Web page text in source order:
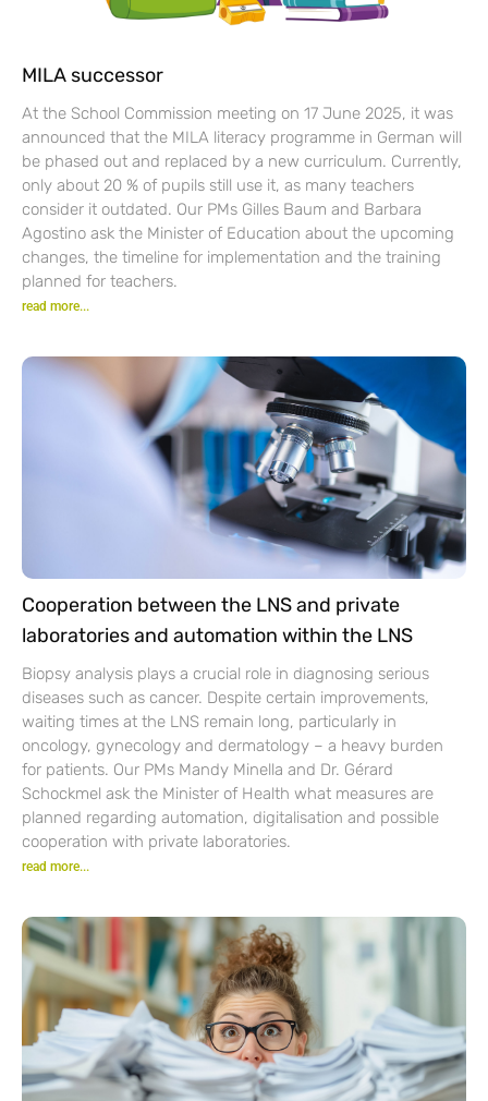
MILA successor
At the School Commission meeting on 17 June 2025, it was
announced that the MILA literacy programme in German will
be phased out and replaced by a new curriculum. Currently,
only about 20 % of pupils still use it, as many teachers
consider it outdated. Our PMs Gilles Baum and Barbara
Agostino ask the Minister of Education about the upcoming
changes, the timeline for implementation and the training
planned for teachers.
read more...
Cooperation between the LNS and private
laboratories and automation within the LNS
Biopsy analysis plays a crucial role in diagnosing serious
diseases such as cancer. Despite certain improvements,
waiting times at the LNS remain long, particularly in
oncology, gynecology and dermatology – a heavy burden
for patients. Our PMs Mandy Minella and Dr. Gérard
Schockmel ask the Minister of Health what measures are
planned regarding automation, digitalisation and possible
cooperation with private laboratories.
read more...